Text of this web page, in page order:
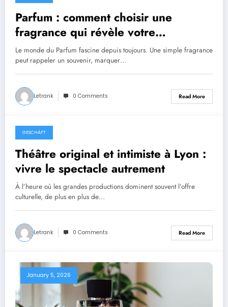
Parfum : comment choisir une
fragrance qui révèle votre
personnalité
Le monde du Parfum fascine depuis toujours. Une simple fragrance
peut rappeler un souvenir, marquer…
Letrank 0 Comments Read More
February 10, 2026
GESCHÄFT
Théâtre original et intimiste à Lyon :
vivre le spectacle autrement
À l’heure où les grandes productions dominent souvent l’offre
culturelle, de plus en plus de…
Letrank 0 Comments Read More
January 5, 2026